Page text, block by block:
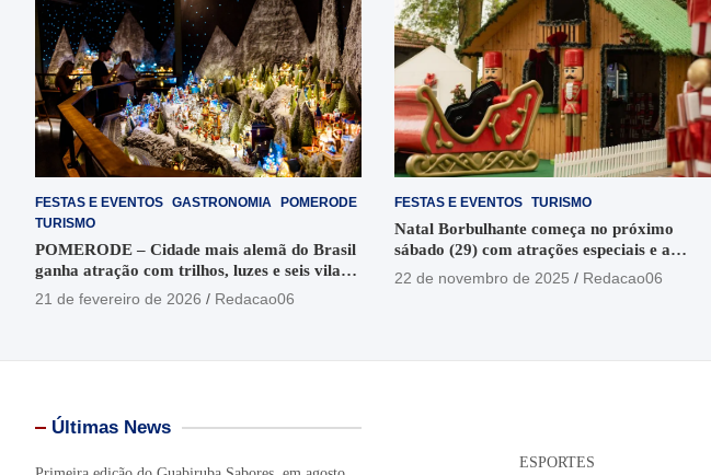
FESTAS E EVENTOS GASTRONOMIA
POMERODE
TURISMO
POMERODE – Cidade mais alemã do Brasil
ganha atração com trilhos, luzes e seis vilas
temáticas
21 de fevereiro de 2026 Redacao06
FESTAS E EVENTOS TURISMO
Natal Borbulhante começa no próximo
sábado (29) com atrações especiais e a
chegada do Papai Noel
22 de novembro de 2025 Redacao06
Últimas News
ESPORTES